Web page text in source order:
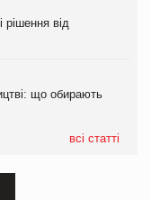
від
що обирають
всі статті